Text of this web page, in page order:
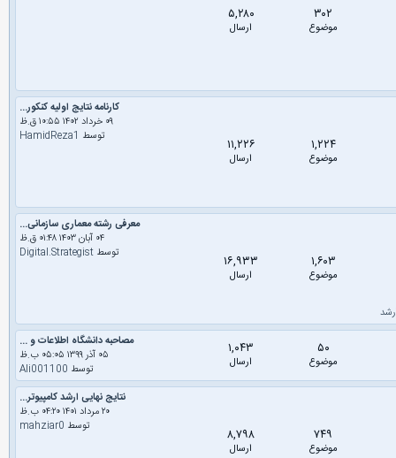
۳۰۲
موضوع
۵,۲۸۰
ارسال
۱,۲۲۴
موضوع
۱۱,۲۲۶
ارسال
کارنامه نتایج اولیه کنکور...
۰۹ خرداد ۱۴۰۲ ۱۰:۵۵ ق.ظ
توسط HamidReza1
۱,۶۰۳
موضوع
۱۶,۹۳۳
ارسال
معرفی رشته معماری سازمانی...
۰۴ آبان ۱۴۰۳ ۰۱:۴۸ ق.ظ
توسط Digital.Strategist
۵۰
موضوع
۱,۰۴۳
ارسال
مصاحبه دانشگاه اطلاعات و ...
۰۵ آذر ۱۳۹۹ ۰۵:۰۵ ب.ظ
توسط Ali001100
۷۴۹
موضوع
۸,۷۹۸
ارسال
نتایج نهایی ارشد کامپیوتر...
۲۰ مرداد ۱۴۰۱ ۰۴:۲۰ ب.ظ
توسط mahziar0